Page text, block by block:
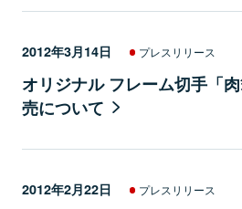
2012年3月14日 プレスリリース
オリジナル フレーム切手「
売について
2012年2月22日 プレスリリース